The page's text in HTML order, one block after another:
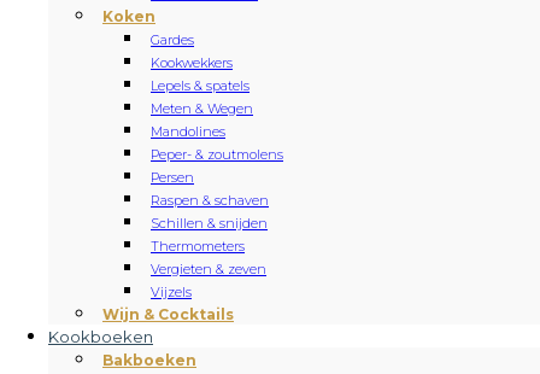
Koken
Gardes
Kookwekkers
Lepels & spatels
Meten & Wegen
Mandolines
Peper- & zoutmolens
Persen
Raspen & schaven
Schillen & snijden
Thermometers
Vergieten & zeven
Vijzels
Wijn & Cocktails
Kookboeken
Bakboeken